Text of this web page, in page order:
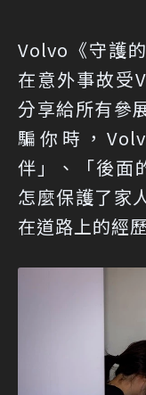
Volvo《守護
在意外事故受
分享給所有參
騙你時，
伴」、「後面
怎麼保護了家
在道路上的經